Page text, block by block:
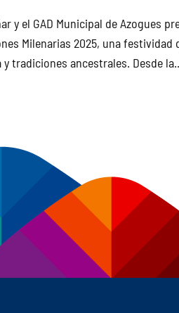
y el GAD Municipal de Azogues
Milenarias 2025, una
tradiciones ancestrales. Desde